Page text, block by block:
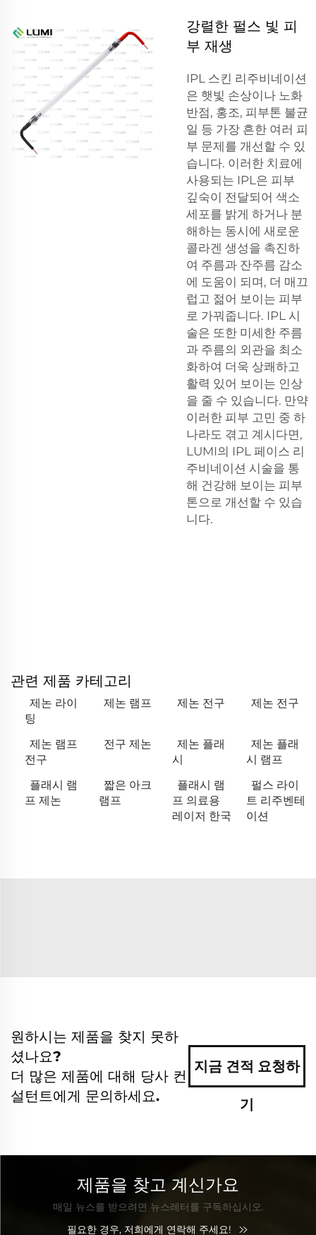
강렬한 펄스 빛 피
부 재생
IPL 스킨 리주비네이션
은 햇빛 손상이나 노화
반점, 홍조, 피부톤 불균
일 등 가장 흔한 여러 피
부 문제를 개선할 수 있
습니다. 이러한 치료에
사용되는 IPL은 피부
깊숙이 전달되어 색소
세포를 밝게 하거나 분
해하는 동시에 새로운
콜라겐 생성을 촉진하
여 주름과 잔주름 감소
에 도움이 되며, 더 매끄
럽고 젊어 보이는 피부
로 가꿔줍니다. IPL 시
술은 또한 미세한 주름
과 주름의 외관을 최소
화하여 더욱 상쾌하고
활력 있어 보이는 인상
을 줄 수 있습니다. 만약
이러한 피부 고민 중 하
나라도 겪고 계시다면,
LUMI의 IPL 페이스 리
주비네이션 시술을 통
해 건강해 보이는 피부
톤으로 개선할 수 있습
니다.
관련 제품 카테고리
제논 라이
팅
제논 램프 제논 전구 제논 전구
제논 램프
전구
전구 제논
제논 플래
시
제논 플래
시 램프
플래시 램
프 제논
짧은 아크
램프
플래시 램
프 의료용
레이저 한국
펄스 라이
트 리주벤테
이션
원하시는 제품을 찾지 못하
셨나요?
더 많은 제품에 대해 당사 컨
설턴트에게 문의하세요.
지금 견적 요청하
기
제품을 찾고 계신가요
매일 뉴스를 받으려면 뉴스레터를 구독하십시오.
필요한 경우, 저희에게 연락해 주세요!